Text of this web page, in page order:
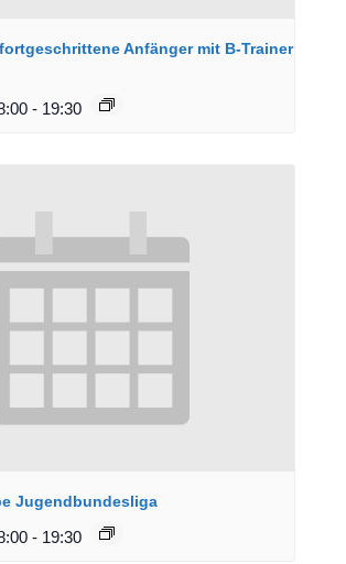
Anfänger mit B-Trainer
- 19:30
Jugendbundesliga
- 19:30